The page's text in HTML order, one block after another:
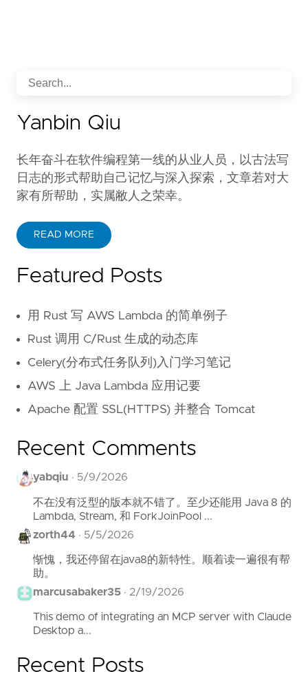
Yanbin Qiu
长年奋斗在软件编程第一线的从业人员，以古法写
日志的形式帮助自己记忆与深入探索，文章若对大
家有所帮助，实属敝人之荣幸。
READ MORE
Featured Posts
用 Rust 写 AWS Lambda 的简单例子
Rust 调用 C/Rust 生成的动态库
Celery(分布式任务队列)入门学习笔记
AWS 上 Java Lambda 应用记要
Apache 配置 SSL(HTTPS) 并整合 Tomcat
Recent Comments
yabqiu · 5/9/2026
不在没有泛型的版本就不错了。至少还能用 Java 8 的
Lambda, Stream, 和 ForkJoinPool ...
zorth44 · 5/5/2026
惭愧，我还停留在java8的新特性。顺着读一遍很有帮
助。
marcusabaker35 · 2/19/2026
This demo of integrating an MCP server with Claude
Desktop a...
Recent Posts